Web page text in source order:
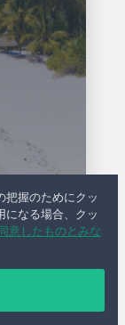
把握のためにクッ
になる場合、クッ
意したものとみな